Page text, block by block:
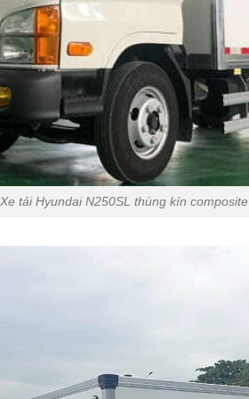
Xe tải Hyundai N250SL thùng kín composite